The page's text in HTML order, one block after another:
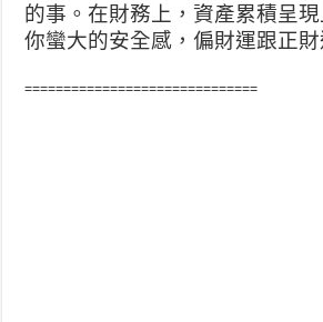
的事。在財務上，資產累積呈
你蠻大的安全感，偏財運跟正財
==============================